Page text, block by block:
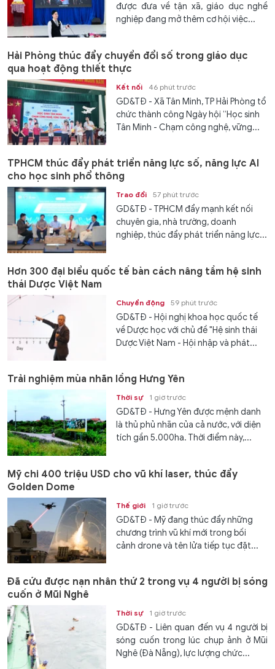
được đưa về tận xã, giáo dục nghề
nghiệp đang mở thêm cơ hội việc...
Hải Phòng thúc đẩy chuyển đổi số trong giáo dục
qua hoạt động thiết thực
Kết nối 46 phút trước
GD&TĐ - Xã Tân Minh, TP Hải Phòng tổ
chức thành công Ngày hội “Học sinh
Tân Minh - Chạm công nghệ, vững...
TPHCM thúc đẩy phát triển năng lực số, năng lực AI
cho học sinh phổ thông
Trao đổi 57 phút trước
GD&TĐ - TPHCM đẩy mạnh kết nối
chuyên gia, nhà trường, doanh
nghiệp, thúc đẩy phát triển năng lực...
Hơn 300 đại biểu quốc tế bàn cách nâng tầm hệ sinh
thái Dược Việt Nam
Chuyển động 59 phút trước
GD&TĐ - Hội nghị khoa học quốc tế
về Dược học với chủ đề "Hệ sinh thái
Dược Việt Nam - Hội nhập và phát...
Trải nghiệm mùa nhãn lồng Hưng Yên
Thời sự 1 giờ trước
GD&TĐ - Hưng Yên được mệnh danh
là thủ phủ nhãn của cả nước, với diện
tích gần 5.000ha. Thời điểm này,...
Mỹ chi 400 triệu USD cho vũ khí laser, thúc đẩy
Golden Dome
Thế giới 1 giờ trước
GD&TĐ - Mỹ đang thúc đẩy những
chương trình vũ khí mới trong bối
cảnh drone và tên lửa tiếp tục đặt...
Đã cứu được nạn nhân thứ 2 trong vụ 4 người bị sóng
cuốn ở Mũi Nghê
Thời sự 1 giờ trước
GD&TĐ - Liên quan đến vụ 4 người bị
sóng cuốn trong lúc chụp ảnh ở Mũi
Nghê (Đà Nẵng), lực lượng chức...